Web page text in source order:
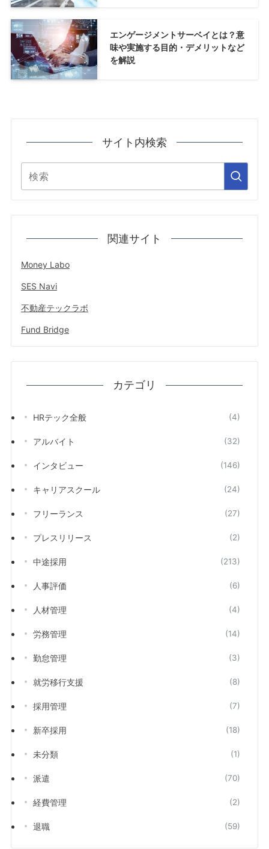
エンゲージメントサーベイとは？意
味や実施する目的・デメリットなど
を解説
サイト内検索
関連サイト
Money Labo
SES Navi
不動産テックラボ
Fund Bridge
カテゴリ
HRテック全般 (4)
アルバイト (32)
インタビュー (146)
キャリアスクール (24)
フリーランス (27)
プレスリリース (2)
中途採用 (213)
人事評価 (6)
人材管理 (4)
労務管理 (14)
勤怠管理 (3)
就労移行支援 (8)
採用管理 (7)
新卒採用 (18)
未分類 (1)
派遣 (70)
経費管理 (2)
退職 (59)